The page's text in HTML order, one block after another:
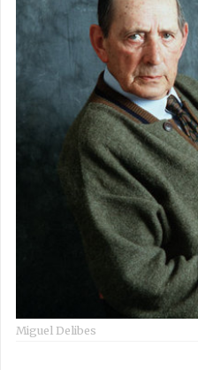
Miguel Delibes